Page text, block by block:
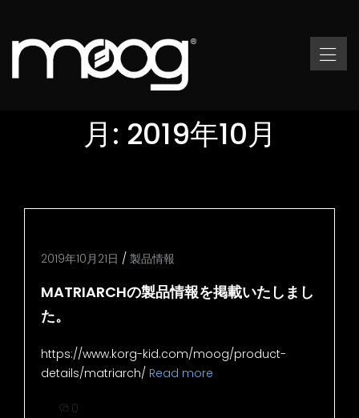
月: 2019年10月
2019年10月21日 / 製品情報
MATRIARCHの製品情報を掲載いたしまし
た。
https://www.korg-kid.com/moog/product-
details/matriarch/ Read more
0